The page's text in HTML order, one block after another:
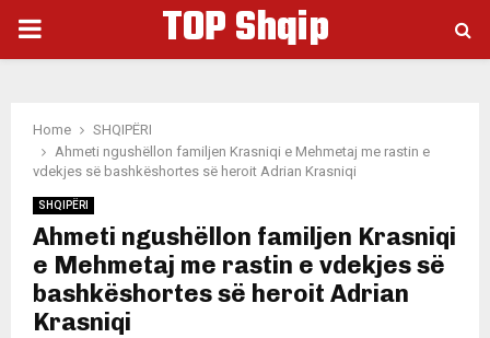
PRIMARY
TOP Shqip
Home
SHQIPËRI
Ahmeti ngushëllon familjen Krasniqi e Mehmetaj me rastin e
vdekjes së bashkëshortes së heroit Adrian Krasniqi
SHQIPËRI
Ahmeti ngushëllon familjen Krasniqi
e Mehmetaj me rastin e vdekjes së
bashkëshortes së heroit Adrian
Krasniqi